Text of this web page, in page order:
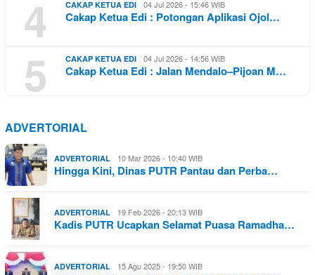
4 CAKAP KETUA EDI 04 Jul 2026 - 15:46 WIB
Cakap Ketua Edi : Potongan Aplikasi Ojol…
5 CAKAP KETUA EDI 04 Jul 2026 - 14:56 WIB
Cakap Ketua Edi : Jalan Mendalo–Pijoan M…
ADVERTORIAL
ADVERTORIAL 10 Mar 2026 - 10:40 WIB
Hingga Kini, Dinas PUTR Pantau dan Perba…
ADVERTORIAL 19 Feb 2026 - 20:13 WIB
Kadis PUTR Ucapkan Selamat Puasa Ramadha…
ADVERTORIAL 15 Agu 2025 - 19:50 WIB